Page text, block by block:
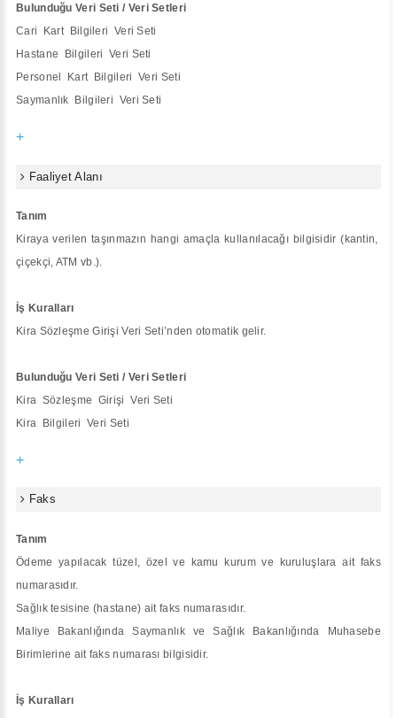
Bulunduğu Veri Seti / Veri Setleri
Cari Kart Bilgileri Veri Seti
Hastane Bilgileri Veri Seti
Personel Kart Bilgileri Veri Seti
Saymanlık Bilgileri Veri Seti
+
Faaliyet Alanı
Tanım
Kiraya verilen taşınmazın hangi amaçla kullanılacağı bilgisidir (kantin,
çiçekçi, ATM vb.).
İş Kuralları
Kira Sözleşme Girişi Veri Seti’nden otomatik gelir.
Bulunduğu Veri Seti / Veri Setleri
Kira Sözleşme Girişi Veri Seti
Kira Bilgileri Veri Seti
+
Faks
Tanım
Ödeme yapılacak tüzel, özel ve kamu kurum ve kuruluşlara ait faks
numarasıdır.
Sağlık tesisine (hastane) ait faks numarasıdır.
Maliye Bakanlığında Saymanlık ve Sağlık Bakanlığında Muhasebe
Birimlerine ait faks numarası bilgisidir.
İş Kuralları